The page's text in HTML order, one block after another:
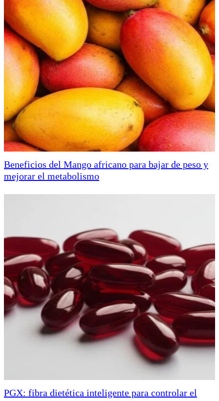
Beneficios del Mango africano para bajar de peso y
mejorar el metabolismo
PGX: fibra dietética inteligente para controlar el